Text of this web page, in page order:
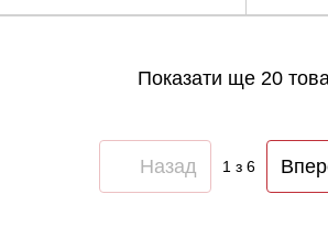
Показати ще 20
Назад 1з 6